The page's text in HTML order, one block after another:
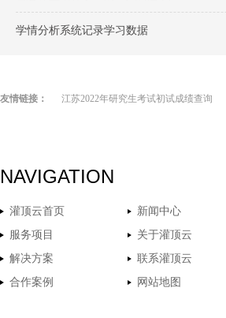
学情分析系统记录学习数据
友情链接： 江苏2022年研究生考试初试成绩查询
NAVIGATION
灌顶云首页
新闻中心
服务项目
关于灌顶云
解决方案
联系灌顶云
合作案例
网站地图